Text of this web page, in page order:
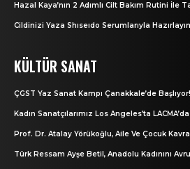
Hazal Kaya’nın 2 Adımlı Cilt Bakım Rutini İle
Cildinizi Yaza Shıseıdo Serumlarıyla Hazırlayın
KÜLTÜR SANAT
ÇGST Yaz Sanat Kampı Çanakkale’de Başlıyor!
Kadın Sanatçılarımız Los Angeles’ta LACMA’da
Prof. Dr. Atalay Yörükoğlu, Aile Ve Çocuk
Türk Ressam Ayşe Betil, Anadolu Kadınını